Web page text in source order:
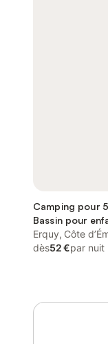
Camping pour
Bassin pour
Erquy, Côte
dès52 €par nuit